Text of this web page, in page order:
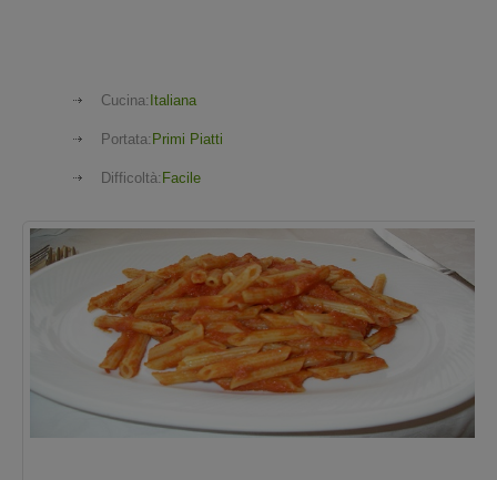
Cucina: Italiana
Portata: Primi Piatti
Difficoltà: Facile